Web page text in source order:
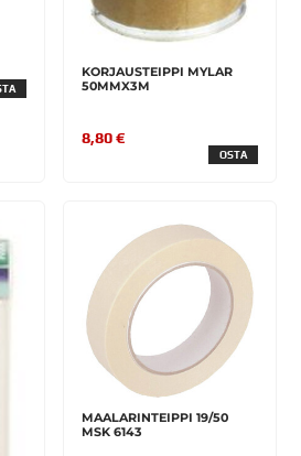
KORJAUSTEIPPI MYLAR
50MMX3M
8,80 €
OSTA
MAALARINTEIPPI 19/50
MSK 6143